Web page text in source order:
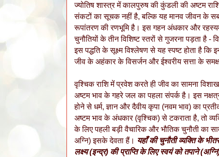
ज्योतिष शास्त्र में कालपुरुष की कुंडली की अष्टम
संकटों का सूचक नहीं है, बल्कि यह मानव जीवन के
रूपांतरण की रणभूमि है। इस गहन अंधकार और
चुनौतियों के तीन विशिष्ट स्तरों से गुजरना पड़ता है -
इस पद्धति के सूक्ष्म विश्लेषण से यह स्पष्ट होता है कि
जीव के अहंकार के विसर्जन और ईश्वरीय सत्ता के
वृश्चिक राशि में प्रवेश करते ही जीव का सामना
अष्टम भाव के गहरे जल का पहला संपर्क है। इस
होने से धर्म, ज्ञान और दैवीय कृपा (नवम भाव) का
अष्टम भाव के अंधकार (वृश्चिक) से टकराता है, तो
के लिए पहली बड़ी वैचारिक और भौतिक चुनौती का
अग्नि) इसके देवता हैं। यहाँ की चुनौती व्यक्ति के
लक्ष्य (इन्द्र) की प्राप्ति के लिए स्वयं को तपाने